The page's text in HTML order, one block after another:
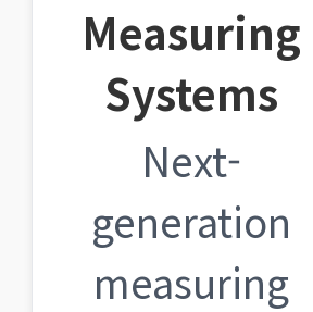
Measuring
Systems
Next-
generation
measuring